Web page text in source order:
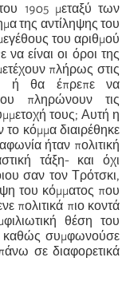
1905 μεταξύ των
της αντίληψης του
του αριθμού
είναι οι όροι της
πλήρως στις
ή θα έπρεπε να
πληρώνουν τις
τους; Αυτή η
κόμμα διαιρέθηκε
ήταν πολιτική
τάξη- και όχι
σαν τον Τρότσκι,
του κόμματος που
πολιτικά πιο κοντά
θέση του
καθώς συμφωνούσε
σε διαφορετικά